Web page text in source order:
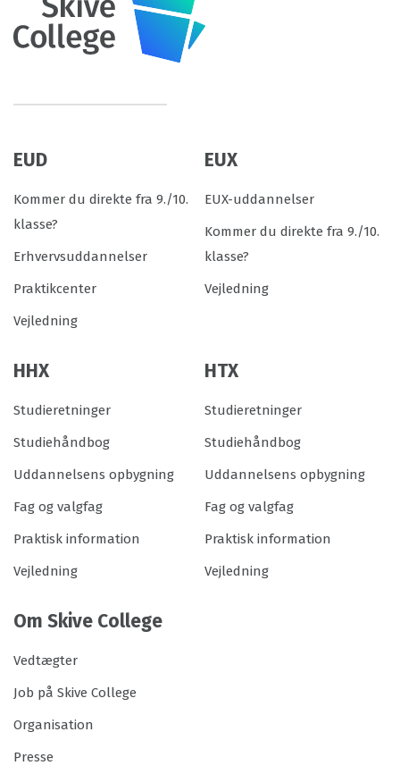
EUD
Kommer du direkte fra 9./10.
klasse?
Erhvervsuddannelser
Praktikcenter
Vejledning
EUX
EUX-uddannelser
Kommer du direkte fra 9./10.
klasse?
Vejledning
HHX
Studieretninger
Studiehåndbog
Uddannelsens opbygning
Fag og valgfag
Praktisk information
Vejledning
HTX
Studieretninger
Studiehåndbog
Uddannelsens opbygning
Fag og valgfag
Praktisk information
Vejledning
Om Skive College
Vedtægter
Job på Skive College
Organisation
Presse